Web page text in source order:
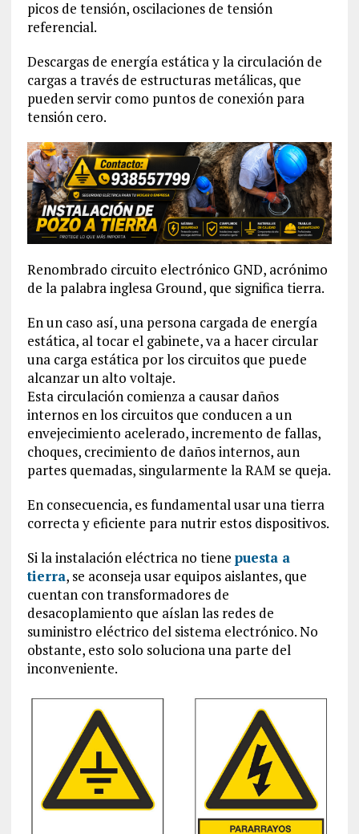
picos de tensión, oscilaciones de tensión
referencial.
Descargas de energía estática y la circulación de
cargas a través de estructuras metálicas, que
pueden servir como puntos de conexión para
tensión cero.
Renombrado circuito electrónico GND, acrónimo
de la palabra inglesa Ground, que significa tierra.
En un caso así, una persona cargada de energía
estática, al tocar el gabinete, va a hacer circular
una carga estática por los circuitos que puede
alcanzar un alto voltaje.
Esta circulación comienza a causar daños
internos en los circuitos que conducen a un
envejecimiento acelerado, incremento de fallas,
choques, crecimiento de daños internos, aun
partes quemadas, singularmente la RAM se queja.
En consecuencia, es fundamental usar una tierra
correcta y eficiente para nutrir estos dispositivos.
Si la instalación eléctrica no tiene puesta a
tierra, se aconseja usar equipos aislantes, que
cuentan con transformadores de
desacoplamiento que aíslan las redes de
suministro eléctrico del sistema electrónico. No
obstante, esto solo soluciona una parte del
inconveniente.